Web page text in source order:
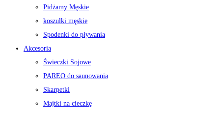
Pidżamy Męskie
koszulki męskie
Spodenki do pływania
Akcesoria
Świeczki Sojowe
PAREO do saunowania
Skarpetki
Majtki na cieczkę